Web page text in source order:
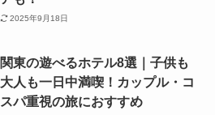
2025年9月18日
関東の遊べるホテル8選｜子供も
大人も一日中満喫！カップル・コ
スパ重視の旅におすすめ